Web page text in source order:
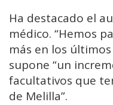
Ha destacado el
médico. “Hemos
más en los
supone “un
facultativos que
de Melilla”.